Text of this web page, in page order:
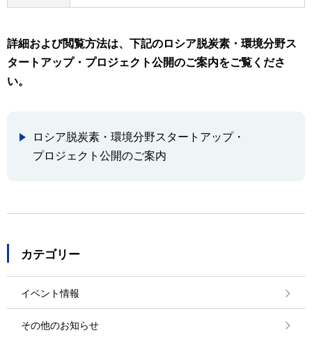
詳細および閲覧方法は、下記のロシア脱炭素・環境分野ス
タートアップ・プロジェクト公開のご案内をご覧くださ
い。
ロシア脱炭素・環境分野スタートアップ・
プロジェクト公開のご案内
カテゴリー
イベント情報
その他のお知らせ